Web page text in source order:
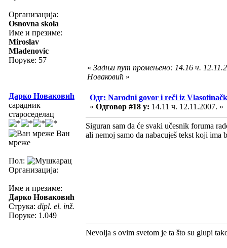
Организација:
Osnovna skola
Име и презиме:
Miroslav
Mladenovic
Поруке: 57
« Задњи пут промењено: 14.16 ч.
Новаковић »
Дарко Новаковић
сарадник
староседелац
Ван
мреже
Пол:
Организација:
Име и презиме:
Дарко Новаковић
Струка: dipl. el. inž.
Поруке: 1.049
Одг: Narodni govor i reči iz
« Одговор #18 у: 14.11 ч. 12.11.2007. »
Siguran sam da će svaki učesnik foruma
ali nemoj samo da nabacuješ tekst koji ima
Nevolja s ovim svetom je ta što su glupi